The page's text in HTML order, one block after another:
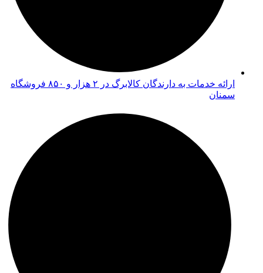
ارائه خدمات به دارندگان کالابرگ در ۲ هزار و ۸۵۰ فروشگاه
سمنان